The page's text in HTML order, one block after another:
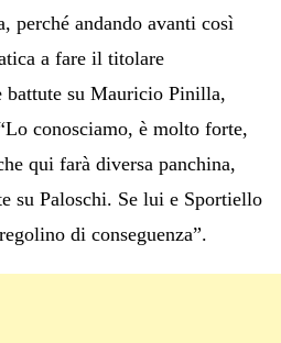
perché andando avanti così
a fare il titolare
battute su Mauricio Pinilla,
conosciamo, è molto forte,
qui farà diversa panchina,
su Paloschi. Se lui e Sportiello
di conseguenza”.